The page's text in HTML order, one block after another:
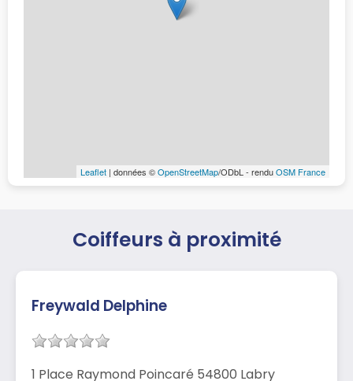
Leaflet | données ©OpenStreetMap/ODbL - renduOSM France
Coiffeurs à proximité
Freywald Delphine
1 Place Raymond Poincaré 54800 Labry